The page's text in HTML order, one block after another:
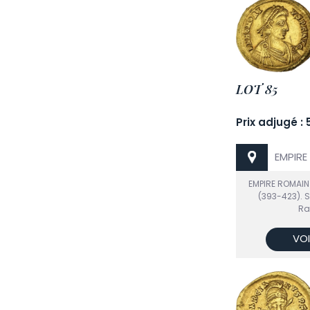
LOT 85
Prix adjugé :
EMPIRE
(393-423).